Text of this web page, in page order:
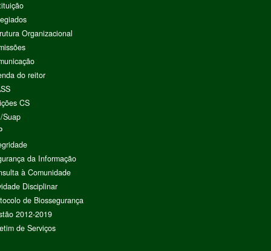
Organizacional
do reitor
CS
Suap
da Informação
à Comunidade
Disciplinar
de Biossegurança
2012-2019
de Serviços